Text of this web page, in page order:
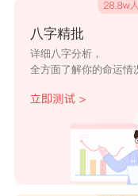
八字精批
详细八字分析，
全方面了解你的命运情